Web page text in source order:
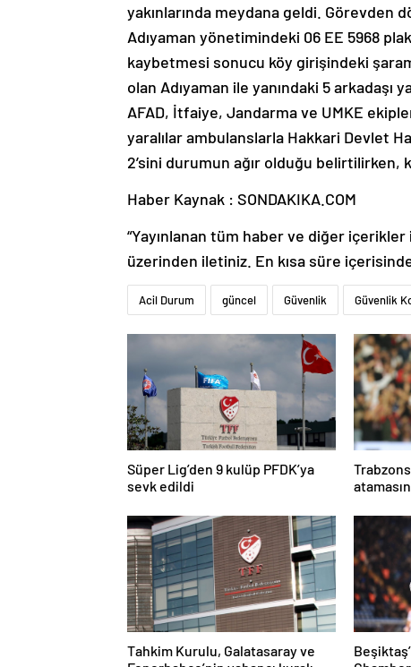
yakınlarında meydana geldi. Görevden
Adıyaman yönetimindeki 06 EE 5968
kaybetmesi sonucu köy girişindeki
olan Adıyaman ile yanındaki 5 arkadaşı
AFAD, İtfaiye, Jandarma ve UMKE
yaralılar ambulanslarla Hakkari Devlet
2’sini durumun ağır olduğu belirtilirken,
Haber Kaynak : SONDAKIKA.COM
“Yayınlanan tüm haber ve diğer
üzerinden iletiniz. En kısa süre
Acil Durum güncel Güvenlik Güvenlik
Süper Lig’den 9 kulüp PFDK’ya
sevk edildi
Tahkim Kurulu, Galatasaray ve